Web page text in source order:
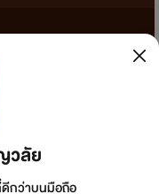
วลัย
ดีกว่าบนมือถือ
สิ้น ดังนั้นผู้อ่านทุกท่านโปรดใช้
ดๆ ที่ขัดต่อกฎหมายและศีลธรรม
รในทันที ทั้งนี้ ทางเว็บไซต์ขอสงวน